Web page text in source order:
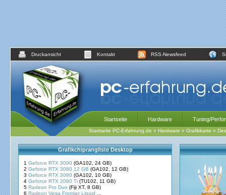
Druckansicht Kontakt RSS-Newsfeed
Startseite Hardware Tuning/
Startseite PC-Erfahrung.de » Hardware » Grafikkarte »
Grafikchiprangliste Desktop
1 Geforce RTX 3090 (GA102, 24 GB)
2 Geforce RTX 3080 12 GB (GA102, 12 GB)
3 Geforce RTX 3080 (GA102, 10 GB)
4 Geforce RTX 2080 Ti (TU102, 11 GB)
5 Radeon Pro Duo (Fiji XT, 8 GB)
6 Radeon Vega Frontier Liquid